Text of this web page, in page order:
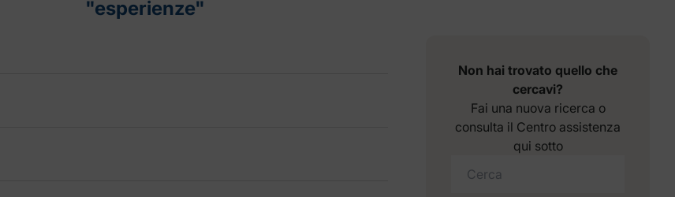
"esperienze"
Non hai trovato quello che
cercavi?
Fai una nuova ricerca o
consulta il Centro assistenza
qui sotto